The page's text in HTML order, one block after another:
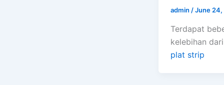
admin /June
Terdapat
kelebihan dari
plat strip